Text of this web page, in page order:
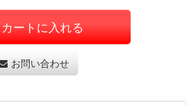
カートに入れる
お問い合わせ